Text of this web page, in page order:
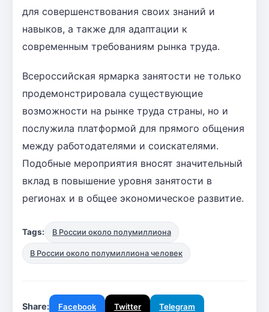
для совершенствования своих знаний и
навыков, а также для адаптации к
современным требованиям рынка труда.
Всероссийская ярмарка занятости не только
продемонстрировала существующие
возможности на рынке труда страны, но и
послужила платформой для прямого общения
между работодателями и соискателями.
Подобные мероприятия вносят значительный
вклад в повышение уровня занятости в
регионах и в общее экономическое развитие.
Tags: В России около полумиллиона
В России около полумиллиона человек
Share: Facebook Twitter Telegram